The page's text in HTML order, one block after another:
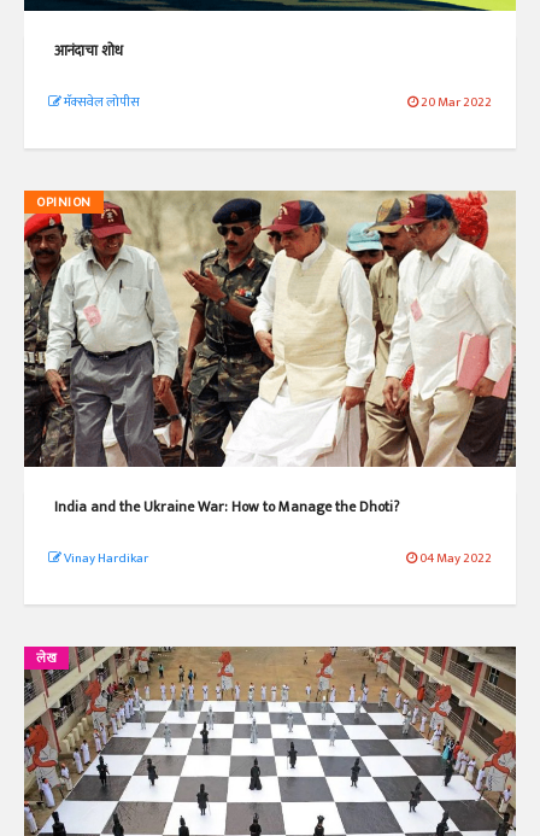
आनंदाचा शोध
मॅक्सवेल लोपीस 20 Mar 2022
OPINION
India and the Ukraine War: How to Manage the Dhoti?
Vinay Hardikar 04 May 2022
लेख